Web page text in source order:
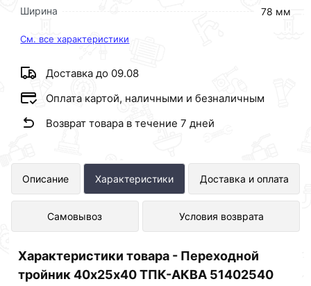
Ширина
78 мм
См. все характеристики
Доставка до 09.08
Оплата картой, наличными и безналичным
Возврат товара в течение 7 дней
Описание Характеристики Доставка и оплата
Самовывоз Условия возврата
Переходной тройник 40х25х40
ТПК-АКВА 51402540 представлен в
интернет-магазине Сантехника по
Характеристики товара - Переходной
тройник 40х25х40 ТПК-АКВА 51402540